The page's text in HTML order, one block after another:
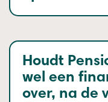
Houdt
wel een
over, na de